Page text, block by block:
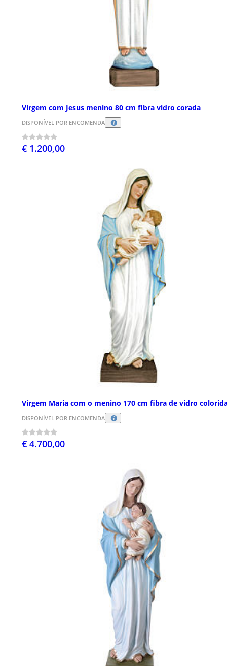
Virgem com Jesus menino 80 cm fibra vidro corada
DISPONÍVEL POR ENCOMENDA
€ 1.200,00
Virgem Maria com o menino 170 cm fibra de vidro
DISPONÍVEL POR ENCOMENDA
€ 4.700,00